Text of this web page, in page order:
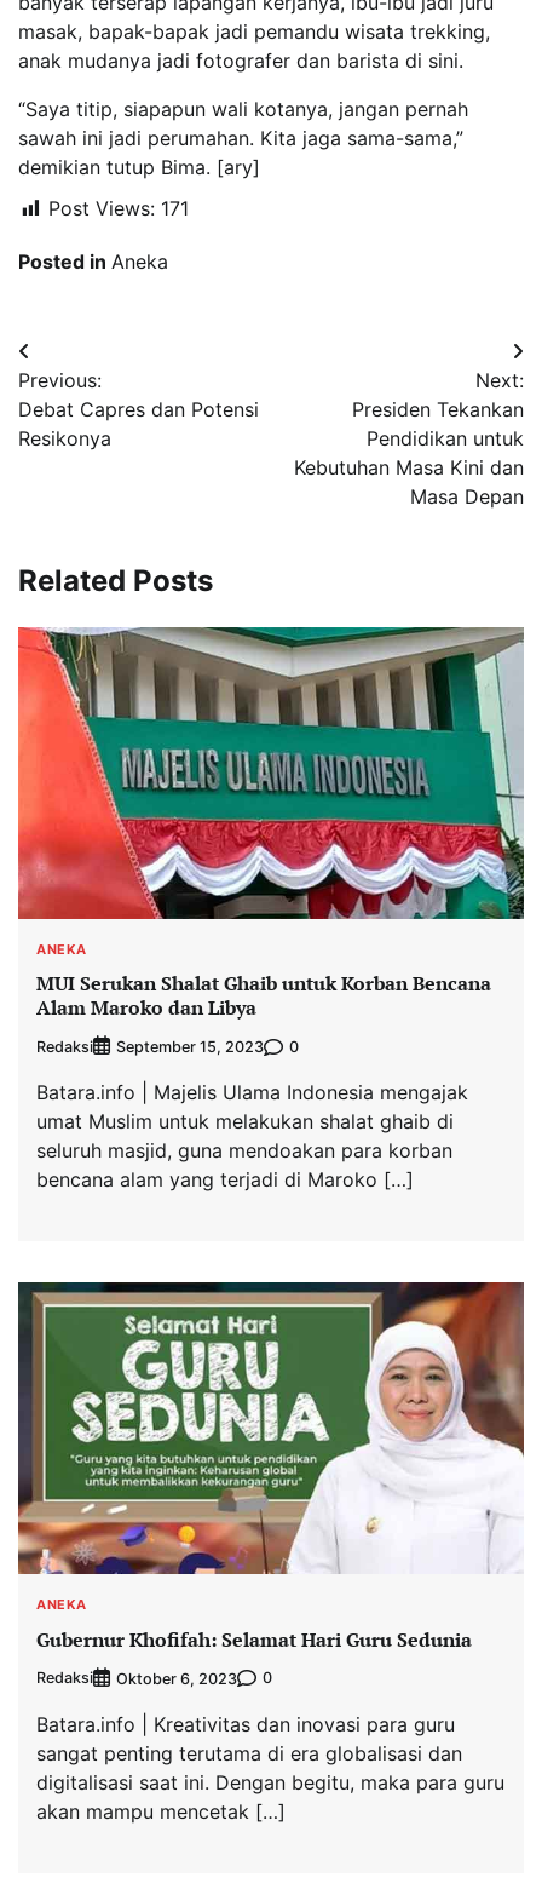
masak, bapak-bapak jadi pemandu wisata trekking,
anak mudanya jadi fotografer dan barista di sini.
“Saya titip, siapapun wali kotanya, jangan pernah
sawah ini jadi perumahan. Kita jaga sama-sama,”
demikian tutup Bima. [ary]
Post Views: 171
Posted in Aneka
Navigasi
pos
Previous:
Debat Capres dan Potensi
Resikonya
Next:
Presiden Tekankan
Pendidikan untuk
Kebutuhan Masa Kini dan
Masa Depan
Related Posts
ANEKA
MUI Serukan Shalat Ghaib untuk Korban Bencana
Alam Maroko dan Libya
Redaksi September 15, 2023 0
Batara.info | Majelis Ulama Indonesia mengajak
umat Muslim untuk melakukan shalat ghaib di
seluruh masjid, guna mendoakan para korban
bencana alam yang terjadi di Maroko […]
ANEKA
Gubernur Khofifah: Selamat Hari Guru Sedunia
Redaksi Oktober 6, 2023 0
Batara.info | Kreativitas dan inovasi para guru
sangat penting terutama di era globalisasi dan
digitalisasi saat ini. Dengan begitu, maka para guru
akan mampu mencetak […]